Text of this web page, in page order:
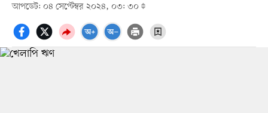
আপডেট: ০৪ সেপ্টেম্বর ২০২৪, ০৩: ৩০